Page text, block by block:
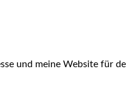
und meine Website für